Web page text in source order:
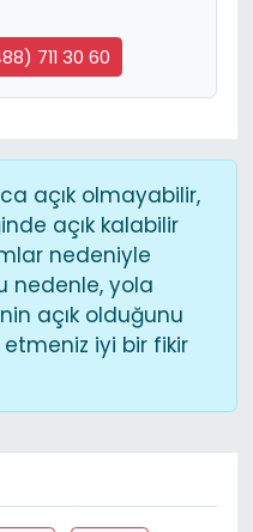
711 30 60
açık olmayabilir,
açık kalabilir
nedeniyle
nedenle, yola
açık olduğunu
etmeniz iyi bir fikir